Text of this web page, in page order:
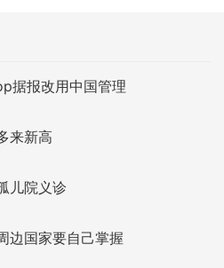
据报改用中国管理
来新高
儿院义诊
边国家要自己掌握